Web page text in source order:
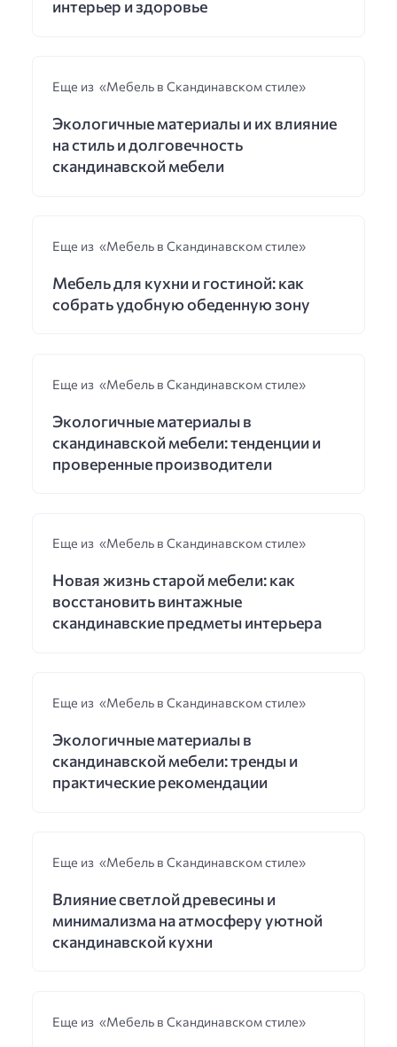
интерьер и здоровье
Еще из «Мебель в Скандинавском стиле»
Экологичные материалы и их влияние
на стиль и долговечность
скандинавской мебели
Еще из «Мебель в Скандинавском стиле»
Мебель для кухни и гостиной: как
собрать удобную обеденную зону
Еще из «Мебель в Скандинавском стиле»
Экологичные материалы в
скандинавской мебели: тенденции и
проверенные производители
Еще из «Мебель в Скандинавском стиле»
Новая жизнь старой мебели: как
восстановить винтажные
скандинавские предметы интерьера
Еще из «Мебель в Скандинавском стиле»
Экологичные материалы в
скандинавской мебели: тренды и
практические рекомендации
Еще из «Мебель в Скандинавском стиле»
Влияние светлой древесины и
минимализма на атмосферу уютной
скандинавской кухни
Еще из «Мебель в Скандинавском стиле»